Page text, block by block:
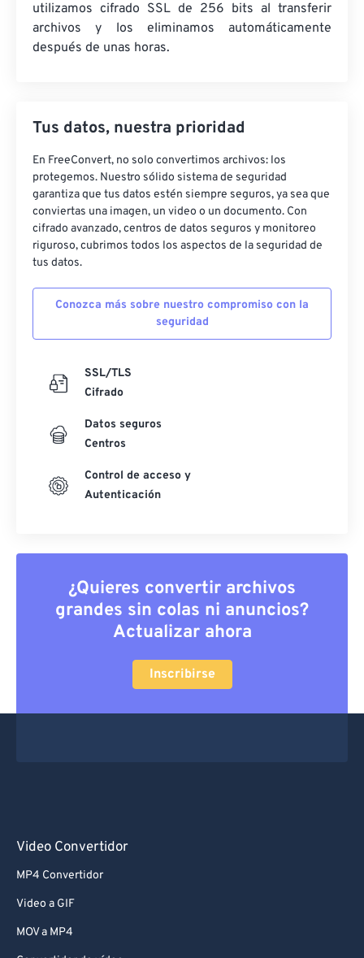
utilizamos cifrado SSL de 256 bits al transferir
archivos y los eliminamos automáticamente
después de unas horas.
Tus datos, nuestra prioridad
En FreeConvert, no solo convertimos archivos: los
protegemos. Nuestro sólido sistema de seguridad
garantiza que tus datos estén siempre seguros, ya sea que
conviertas una imagen, un video o un documento. Con
cifrado avanzado, centros de datos seguros y monitoreo
riguroso, cubrimos todos los aspectos de la seguridad de
tus datos.
Conozca más sobre nuestro compromiso con la
seguridad
SSL/TLS
Cifrado
Datos seguros
Centros
Control de acceso y
Autenticación
¿Quieres convertir archivos
grandes sin colas ni anuncios?
Actualizar ahora
Inscribirse
Video Convertidor
MP4 Convertidor
Video a GIF
MOV a MP4